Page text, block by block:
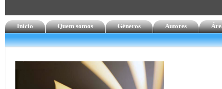
Início Quem somos Géneros Autores